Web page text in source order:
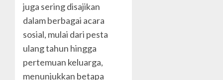
juga sering disajikan
dalam berbagai acara
sosial, mulai dari pesta
ulang tahun hingga
pertemuan keluarga,
menunjukkan betapa